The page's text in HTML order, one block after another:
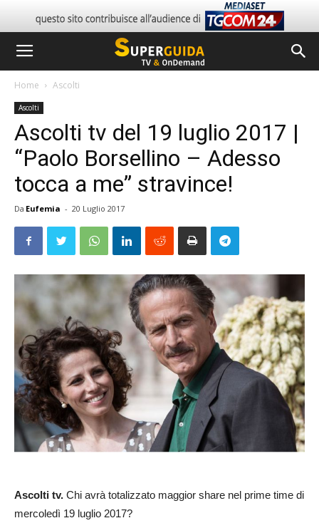
Home Ascolti
Ascolti
Ascolti tv del 19 luglio 2017 |
“Paolo Borsellino – Adesso
tocca a me” stravince!
Da Eufemia - 20 Luglio 2017
Ascolti tv. Chi avrà totalizzato maggior share nel prime time di
mercoledì 19 luglio 2017?